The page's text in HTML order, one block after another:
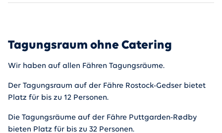
Tagungsraum ohne Catering
Wir haben auf allen Fähren Tagungsräume.
Der Tagungsraum auf der Fähre Rostock-Gedser bietet
Platz für bis zu 12 Personen.
Die Tagungsräume auf der Fähre Puttgarden-Rødby
bieten Platz für bis zu 32 Personen.